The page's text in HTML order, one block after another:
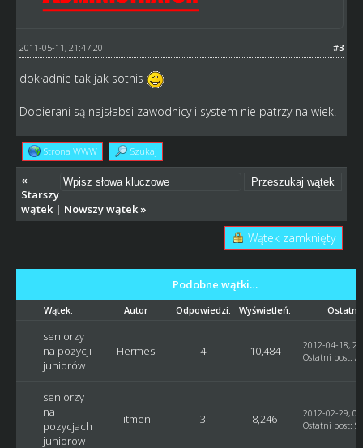
#3
2011-05-11, 21:47:20
dokładnie tak jak sothis
Dobierani są najsłabsi zawodnicy i system nie patrzy na wiek.
Strona WWW Szukaj
«
Starszy
wątek| Nowszy wątek»
Wątek zamknięty
Podobne wątki…
Wątek: Autor Odpowiedzi: Wyświetleń: Ostatni
seniorzy
na pozycji
juniorów
Hermes 4 10,484
2012-04-18,
Ostatni post:
seniorzy
na
pozycjach
juniorow
litmen 3 8,246
2012-02-29,
Ostatni post: